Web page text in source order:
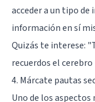
acceder a un tipo
información en sí
Quizás te interese: "
recuerdos el
4. Márcate pautas
Uno de los